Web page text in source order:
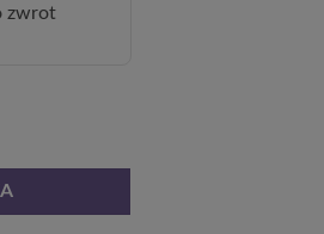
zwrot
C1